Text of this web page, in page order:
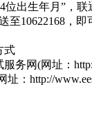
位出生年月”，
至10622168，
式
网(网址：http://
：http://